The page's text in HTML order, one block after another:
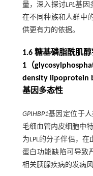
量，深入探讨LPL基因
在不同种族和人群中
供更有力的依据。
1.6 糖基磷脂酰肌
1（
density lipoprotein
基因多态性
GPIHBP1基因定位于
毛细血管内皮细胞中
为LPL的分子伴侣，
蛋白功能缺陷可导致
相关胰腺疾病的发病